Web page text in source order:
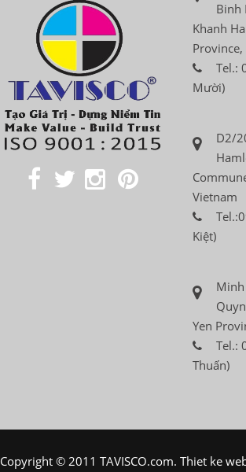
Binh
Khanh
Tel.:
Mười)
D2/
Vietnam
Kiệt)
Yen
Tel.:
Thuấn)
Copyright © 2011 TAVISCO.com. Thiet ke